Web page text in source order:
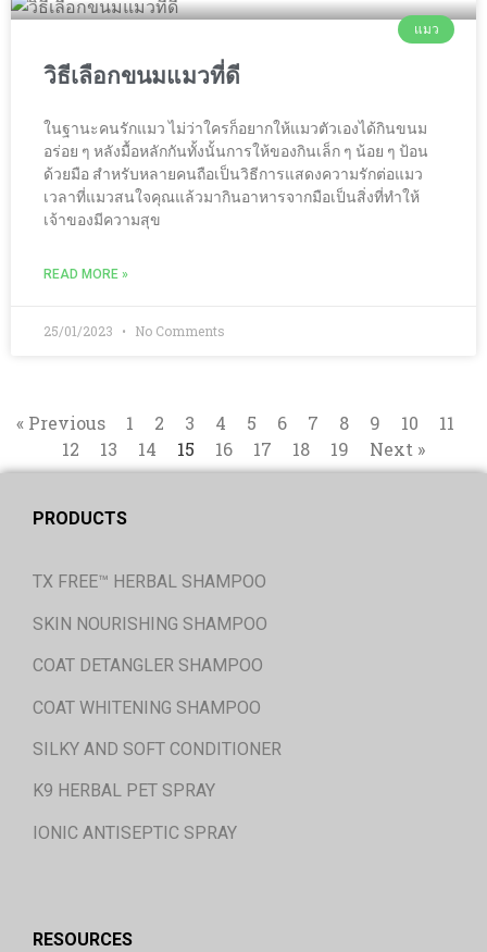
แมว
วิธีเลือกขนมแมวที่ดี
ในฐานะคนรักแมว ไม่ว่าใครก็อยากให้แมวตัวเองได้กินขนม
อร่อย ๆ หลังมื้อหลักกันทั้งนั้นการให้ของกินเล็ก ๆ น้อย ๆ ป้อน
ด้วยมือ สำหรับหลายคนถือเป็นวิธีการแสดงความรักต่อแมว
เวลาที่แมวสนใจคุณแล้วมากินอาหารจากมือเป็นสิ่งที่ทำให้
เจ้าของมีความสุข
READ MORE »
25/01/2023 No Comments
« Previous 1 2 3 4 5 6 7 8 9 10
11
12
13 14 15 16 17 18 19 Next »
PRODUCTS
TX FREE™ HERBAL SHAMPOO
SKIN NOURISHING SHAMPOO
COAT DETANGLER SHAMPOO
COAT WHITENING SHAMPOO
SILKY AND SOFT CONDITIONER
K9 HERBAL PET SPRAY
IONIC ANTISEPTIC SPRAY
RESOURCES